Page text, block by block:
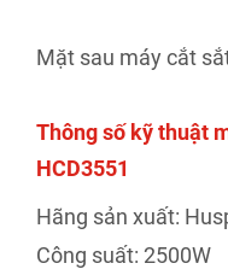
Mặt sau máy cắt
Thông số kỹ thuật
HCD3551
Hãng sản xuất:
Công suất: 2500W